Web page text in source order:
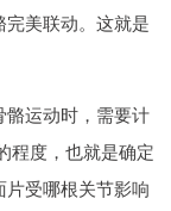
美联动。这就是
骼运动时，需要计
程度，也就是确定
受哪根关节影响